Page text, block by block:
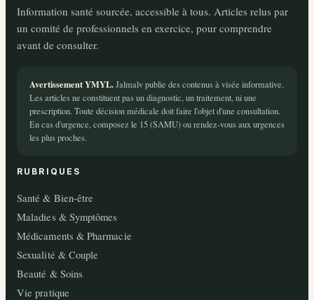
Information santé sourcée, accessible à tous. Articles relus par
un comité de professionnels en exercice, pour comprendre
avant de consulter.
Avertissement YMYL.Jalmalv publie des contenus à visée informative.
Les articles ne constituent pas un diagnostic, un traitement, ni une
prescription. Toute décision médicale doit faire l'objet d'une consultation.
En cas d'urgence, composez le 15 (SAMU) ou rendez-vous aux urgences
les plus proches.
RUBRIQUES
Santé & Bien-être
Maladies & Symptômes
Médicaments & Pharmacie
Sexualité & Couple
Beauté & Soins
Vie pratique